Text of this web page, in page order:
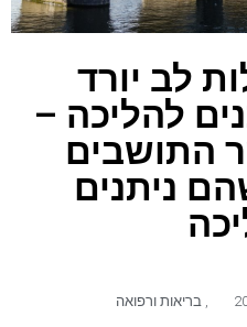
לב יורד
להליכה –
התושבים
ניתנים
בריאות ורפואה